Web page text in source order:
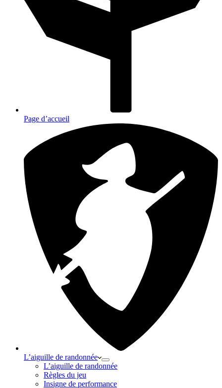
Page d’accueil
L’aiguille de randonnée
L’aiguille de randonnée
Règles du jeu
Insigne de performance